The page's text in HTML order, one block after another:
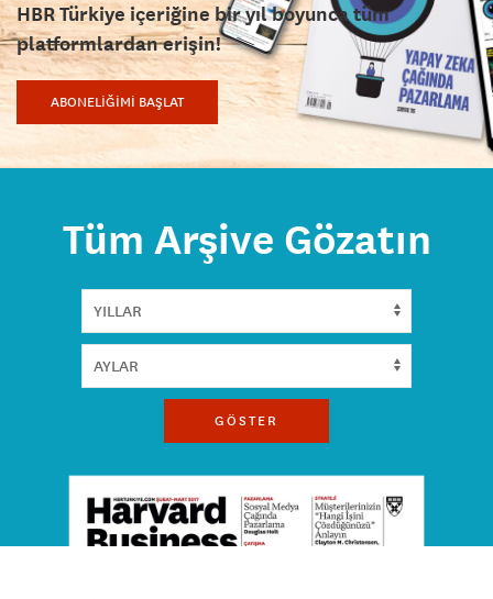
HBR Türkiye içeriğine bir yıl boyunca tüm
platformlardan erişin!
ABONELİĞİMİ BAŞLAT
Tüm Arşive Gözatın
GÖSTER